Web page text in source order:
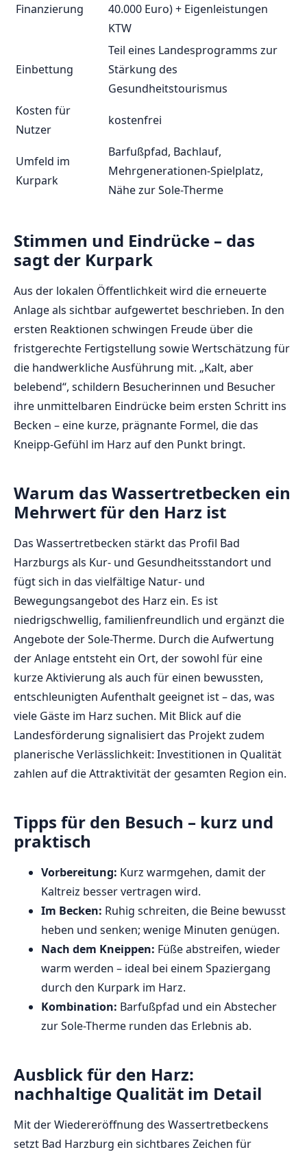
Finanzierung
40.000 Euro) + Eigenleistungen
KTW
Einbettung
Teil eines Landesprogramms zur
Stärkung des
Gesundheitstourismus
Kosten für
Nutzer
kostenfrei
Umfeld im
Kurpark
Barfußpfad, Bachlauf,
Mehrgenerationen-Spielplatz,
Nähe zur Sole-Therme
Stimmen und Eindrücke – das
sagt der Kurpark
Aus der lokalen Öffentlichkeit wird die erneuerte
Anlage als sichtbar aufgewertet beschrieben. In den
ersten Reaktionen schwingen Freude über die
fristgerechte Fertigstellung sowie Wertschätzung für
die handwerkliche Ausführung mit. „Kalt, aber
belebend“, schildern Besucherinnen und Besucher
ihre unmittelbaren Eindrücke beim ersten Schritt ins
Becken – eine kurze, prägnante Formel, die das
Kneipp-Gefühl im Harz auf den Punkt bringt.
Warum das Wassertretbecken ein
Mehrwert für den Harz ist
Das Wassertretbecken stärkt das Profil Bad
Harzburgs als Kur- und Gesundheitsstandort und
fügt sich in das vielfältige Natur- und
Bewegungsangebot des Harz ein. Es ist
niedrigschwellig, familienfreundlich und ergänzt die
Angebote der Sole-Therme. Durch die Aufwertung
der Anlage entsteht ein Ort, der sowohl für eine
kurze Aktivierung als auch für einen bewussten,
entschleunigten Aufenthalt geeignet ist – das, was
viele Gäste im Harz suchen. Mit Blick auf die
Landesförderung signalisiert das Projekt zudem
planerische Verlässlichkeit: Investitionen in Qualität
zahlen auf die Attraktivität der gesamten Region ein.
Tipps für den Besuch – kurz und
praktisch
Vorbereitung: Kurz warmgehen, damit der
Kaltreiz besser vertragen wird.
Im Becken: Ruhig schreiten, die Beine bewusst
heben und senken; wenige Minuten genügen.
Nach dem Kneippen: Füße abstreifen, wieder
warm werden – ideal bei einem Spaziergang
durch den Kurpark im Harz.
Kombination: Barfußpfad und ein Abstecher
zur Sole-Therme runden das Erlebnis ab.
Ausblick für den Harz:
nachhaltige Qualität im Detail
Mit der Wiedereröffnung des Wassertretbeckens
setzt Bad Harzburg ein sichtbares Zeichen für